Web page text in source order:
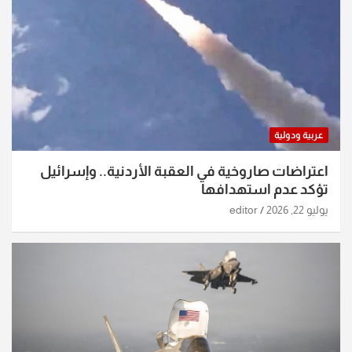
عربية ودولية
اعتراضات صاروخية في العقبة الأردنية.. وإسرائيل
تؤكد عدم استهدافها
يوليو 22, 2026 editor